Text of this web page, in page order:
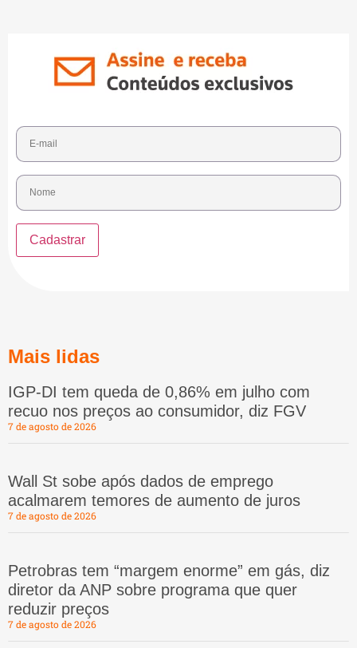
Mais lidas
IGP-DI tem queda de 0,86% em julho com
recuo nos preços ao consumidor, diz FGV
7 de agosto de 2026
Wall St sobe após dados de emprego
acalmarem temores de aumento de juros
7 de agosto de 2026
Petrobras tem “margem enorme” em gás, diz
diretor da ANP sobre programa que quer
reduzir preços
7 de agosto de 2026